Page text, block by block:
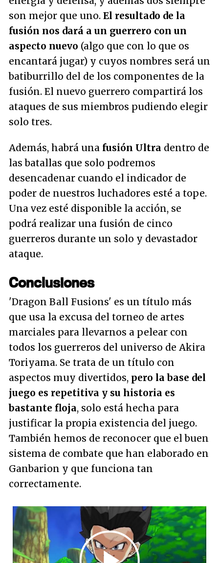
son mejor que uno. El resultado de la
fusión nos dará a un guerrero con un
aspecto nuevo (algo que con lo que os
encantará jugar) y cuyos nombres será un
batiburrillo del de los componentes de la
fusión. El nuevo guerrero compartirá los
ataques de sus miembros pudiendo elegir
solo tres.
Además, habrá una fusión Ultra dentro de
las batallas que solo podremos
desencadenar cuando el indicador de
poder de nuestros luchadores esté a tope.
Una vez esté disponible la acción, se
podrá realizar una fusión de cinco
guerreros durante un solo y devastador
ataque.
Conclusiones
'Dragon Ball Fusions' es un título más
que usa la excusa del torneo de artes
marciales para llevarnos a pelear con
todos los guerreros del universo de Akira
Toriyama. Se trata de un título con
aspectos muy divertidos, pero la base del
juego es repetitiva y su historia es
bastante floja, solo está hecha para
justificar la propia existencia del juego.
También hemos de reconocer que el buen
sistema de combate que han elaborado en
Ganbarion y que funciona tan
correctamente.